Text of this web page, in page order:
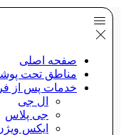
صفحه اصلی
مناطق تحت
خدمات پس از
ال جی
جی پلاس
ایکس